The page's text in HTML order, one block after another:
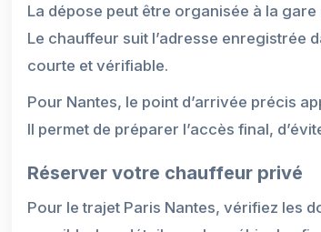
La dépose peut être organisée à la
Le chauffeur suit l’adresse enregistrée
courte et vérifiable.
Pour Nantes, le point d’arrivée précis
Il permet de préparer l’accès final,
Réserver votre chauffeur privé
Pour le trajet Paris Nantes, vérifiez les